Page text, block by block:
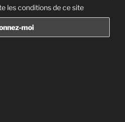
les conditions de ce site